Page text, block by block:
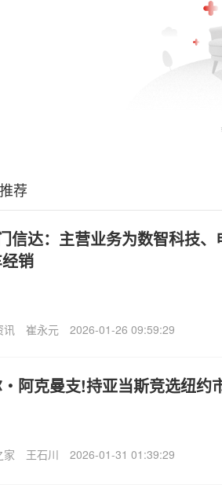
荐
信达：主营业务为数智科技
销
讯 崔永元 2026-01-26 09:59:29
阿克曼支!持亚当斯竞选纽约
家 王石川 2026-01-31 01:39:29